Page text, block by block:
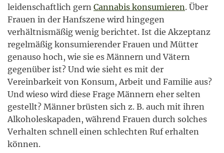
leidenschaftlich gern Cannabis konsumieren. Über
Frauen in der Hanfszene wird hingegen
verhältnismäßig wenig berichtet. Ist die Akzeptanz
regelmäßig konsumierender Frauen und Mütter
genauso hoch, wie sie es Männern und Vätern
gegenüber ist? Und wie sieht es mit der
Vereinbarkeit von Konsum, Arbeit und Familie aus?
Und wieso wird diese Frage Männern eher selten
gestellt? Männer brüsten sich z. B. auch mit ihren
Alkoholeskapaden, während Frauen durch solches
Verhalten schnell einen schlechten Ruf erhalten
können.